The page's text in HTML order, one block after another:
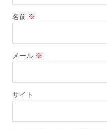
名前 ※
メール ※
サイト